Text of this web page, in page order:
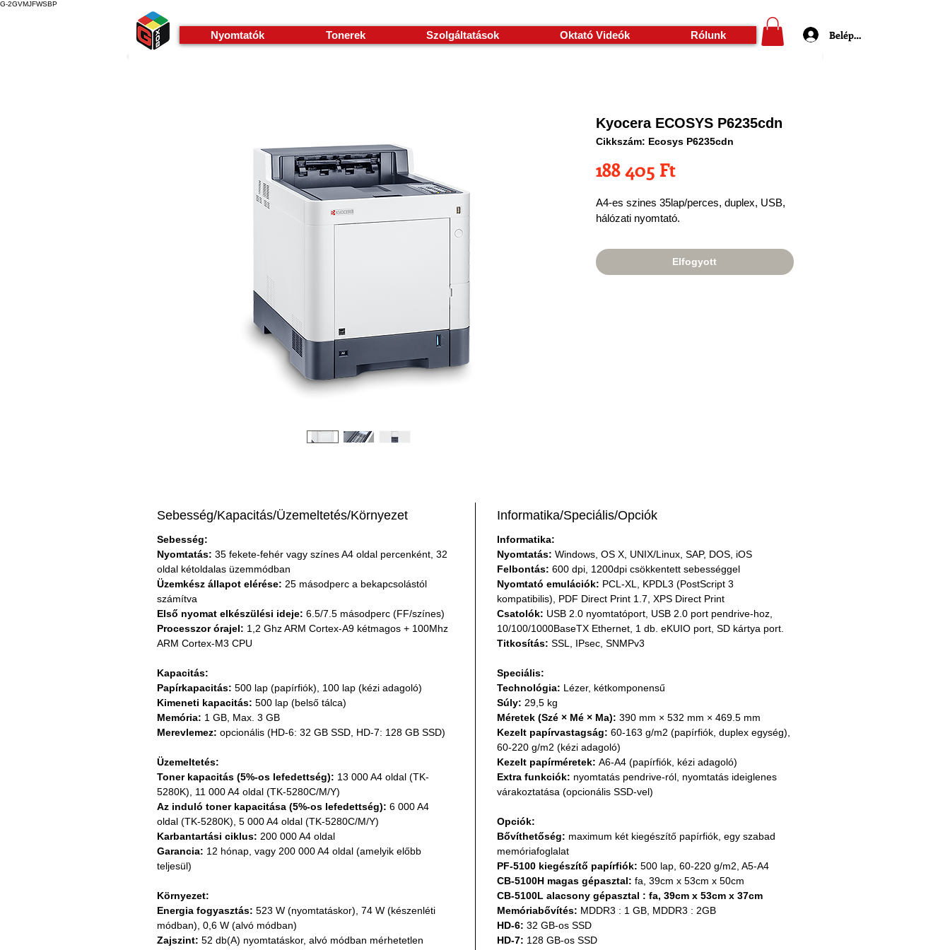
G-2GVMJFWSBP
Nyomtatók Tonerek Szolgáltatások Oktató Videók Rólunk Belépés
Kyocera ECOSYS P6235cdn
Cikkszám: Ecosys P6235cdn
188 405 FtÁr
A4-es szines 35lap/perces, duplex, USB,
hálózati nyomtató.
Elfogyott
Sebesség/Kapacitás/Üzemeltetés/Környezet
Sebesség:
Nyomtatás: 35 fekete-fehér vagy színes A4 oldal percenként, 32
oldal kétoldalas üzemmódban
Üzemkész állapot elérése: 25 másodperc a bekapcsolástól
számítva
Első nyomat elkészülési ideje: 6.5/7.5 másodperc (FF/színes)
Processzor órajel: 1,2 Ghz ARM Cortex-A9 kétmagos + 100Mhz
ARM Cortex-M3 CPU
Kapacitás:
Papírkapacitás: 500 lap (papírfiók), 100 lap (kézi adagoló)
Kimeneti kapacitás: 500 lap (belső tálca)
Memória: 1 GB, Max. 3 GB
Merevlemez: opcionális (HD-6: 32 GB SSD, HD-7: 128 GB SSD)
Üzemeltetés:
Toner kapacitás (5%-os lefedettség): 13 000 A4 oldal (TK-
5280K), 11 000 A4 oldal (TK-5280C/M/Y)
Az induló toner kapacitása (5%-os lefedettség): 6 000 A4
oldal (TK-5280K), 5 000 A4 oldal (TK-5280C/M/Y)
Karbantartási ciklus: 200 000 A4 oldal
Garancia: 12 hónap, vagy 200 000 A4 oldal (amelyik előbb
teljesül)
Környezet:
Energia fogyasztás: 523 W (nyomtatáskor), 74 W (készenléti
módban), 0,6 W (alvó módban)
Zajszint: 52 db(A) nyomtatáskor, alvó módban mérhetetlen
Informatika/Speciális/Opciók
Informatika:
Nyomtatás: Windows, OS X, UNIX/Linux, SAP, DOS, iOS
Felbontás: 600 dpi, 1200dpi csökkentett sebességgel
Nyomtató emulációk: PCL-XL, KPDL3 (PostScript 3
kompatibilis), PDF Direct Print 1.7, XPS Direct Print
Csatolók: USB 2.0 nyomtatóport, USB 2.0 port pendrive-hoz,
10/100/1000BaseTX Ethernet, 1 db. eKUIO port, SD kártya port.
Titkosítás: SSL, IPsec, SNMPv3
Speciális:
Technológia: Lézer, kétkomponensű
Súly: 29,5 kg
Méretek (Szé × Mé × Ma): 390 mm × 532 mm × 469.5 mm
Kezelt papírvastagság: 60-163 g/m2 (papírfiók, duplex egység),
60-220 g/m2 (kézi adagoló)
Kezelt papírméretek: A6-A4 (papírfiók, kézi adagoló)
Extra funkciók: nyomtatás pendrive-ról, nyomtatás ideiglenes
várakoztatása (opcionális SSD-vel)
Opciók:
Bővíthetőség: maximum két kiegészítő papírfiók, egy szabad
memóriafoglalat
PF-5100 kiegészítő papírfiók: 500 lap, 60-220 g/m2, A5-A4
CB-5100H magas gépasztal: fa, 39cm x 53cm x 50cm
CB-5100L alacsony gépasztal : fa, 39cm x 53cm x 37cm
Memóriabővítés: MDDR3 : 1 GB, MDDR3 : 2GB
HD-6: 32 GB-os SSD
HD-7: 128 GB-os SSD